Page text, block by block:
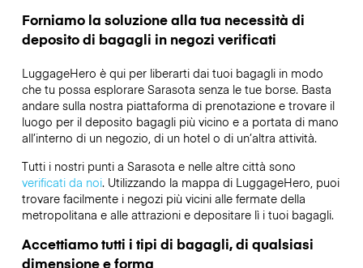
Forniamo la soluzione alla tua necessità di
deposito di bagagli in negozi verificati
LuggageHero è qui per liberarti dai tuoi bagagli in modo
che tu possa esplorare Sarasota senza le tue borse. Basta
andare sulla nostra piattaforma di prenotazione e trovare il
luogo per il deposito bagagli più vicino e a portata di mano
all’interno di un negozio, di un hotel o di un’altra attività.
Tutti i nostri punti a Sarasota e nelle altre città sono
verificati da noi. Utilizzando la mappa di LuggageHero, puoi
trovare facilmente i negozi più vicini alle fermate della
metropolitana e alle attrazioni e depositare lì i tuoi bagagli.
Accettiamo tutti i tipi di bagagli, di qualsiasi
dimensione e forma